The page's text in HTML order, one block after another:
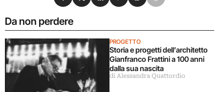
Da non perdere
PROGETTO
Storia e progetti dell’architetto
Gianfranco Frattini a 100 anni
dalla sua nascita
di Alessandra Quattordio